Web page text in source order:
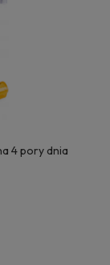
4 pory dnia